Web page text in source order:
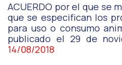
ACUERDO por el que se
que se especifican los
para uso o consumo
publicado el 29 de
14/08/2018